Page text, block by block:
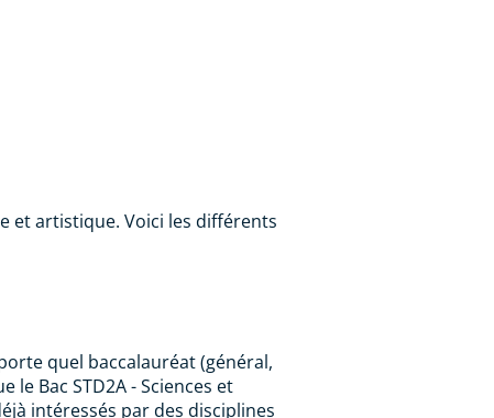
et artistique. Voici les différents
quel baccalauréat (général,
Bac STD2A - Sciences et
intéressés par des disciplines